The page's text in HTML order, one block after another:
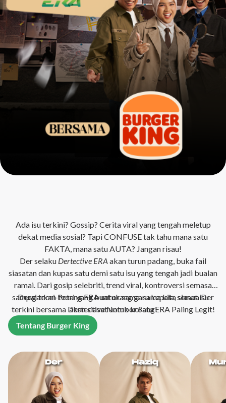
Ada isu terkini? Gossip? Cerita viral yang tengah meletup
dekat media sosial? Tapi CONFUSE tak tahu mana satu
FAKTA, mana satu AUTA? Jangan risau!
Der selaku Dertective ERA akan turun padang, buka fail
siasatan dan kupas satu demi satu isu yang tengah jadi bualan
ramai. Dari gosip selebriti, trend viral, kontroversi semasa
sampai teori-teori yang buat orang garu kepala, semua Der
akan siasat untuk korang!
Dengarkan Petang ERA untuk sama-sama kita siasat isu
terkini bersama Dertective Nombor Satu ERA Paling Legit!
Tentang Burger King